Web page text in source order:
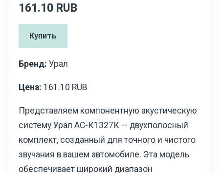
161.10 RUB
Купить
Бренд: Урал
Цена: 161.10 RUB
Представляем компонентную акустическую
систему Урал АС-К1327К — двухполосный
комплект, созданный для точного и чистого
звучания в вашем автомобиле. Эта модель
обеспечивает широкий диапазон